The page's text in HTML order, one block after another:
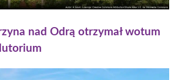
nad Odrą otrzymał wotum